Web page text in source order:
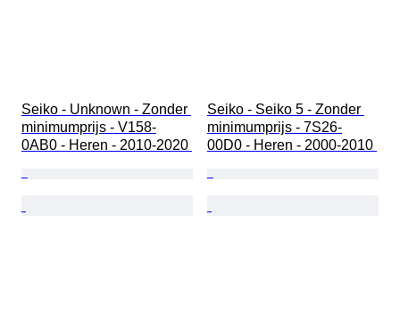
Seiko - Unknown - Zonder
minimumprijs - V158-
0AB0 - Heren - 2010-2020
Seiko - Seiko 5 - Zonder
minimumprijs - 7S26-
00D0 - Heren - 2000-2010